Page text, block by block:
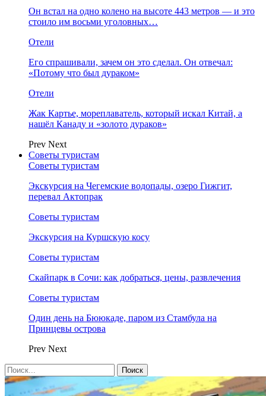
Он встал на одно колено на высоте 443 метров — и это
стоило им восьми уголовных…
Отели
Его спрашивали, зачем он это сделал. Он отвечал:
«Потому что был дураком»
Отели
Жак Картье, мореплаватель, который искал Китай, а
нашёл Канаду и «золото дураков»
Prev Next
Советы туристам
Советы туристам
Экскурсия на Чегемские водопады, озеро Гижгит,
перевал Актопрак
Советы туристам
Экскурсия на Куршскую косу
Советы туристам
Скайпарк в Сочи: как добраться, цены, развлечения
Советы туристам
Один день на Бююкаде, паром из Стамбула на
Принцевы острова
Prev Next